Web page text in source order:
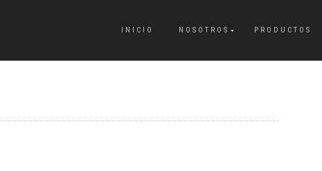
INICIO NOSOTROS PRODUCTOS